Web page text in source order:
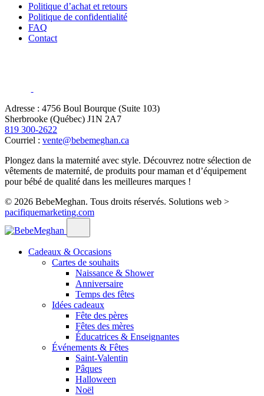
Politique d’achat et retours
Politique de confidentialité
FAQ
Contact
Adresse : 4756 Boul Bourque (Suite 103)
Sherbrooke (Québec) J1N 2A7
819 300-2622
Courriel : vente@bebemeghan.ca
Plongez dans la maternité avec style. Découvrez notre sélection de
vêtements de maternité, de produits pour maman et d’équipement
pour bébé de qualité dans les meilleures marques !
© 2026 BebeMeghan. Tous droits réservés. Solutions web >
pacifiquemarketing.com
Cadeaux & Occasions
Cartes de souhaits
Naissance & Shower
Anniversaire
Temps des fêtes
Idées cadeaux
Fête des pères
Fêtes des mères
Éducatrices & Enseignantes
Événements & Fêtes
Saint-Valentin
Pâques
Halloween
Noël